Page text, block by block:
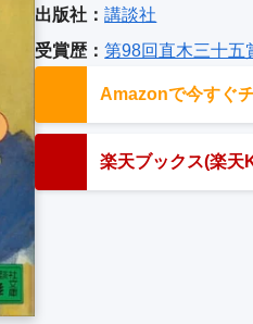
出版社：講談社
受賞歴：第98回直木三十五
Amazonで今すぐ
楽天ブックス(楽天